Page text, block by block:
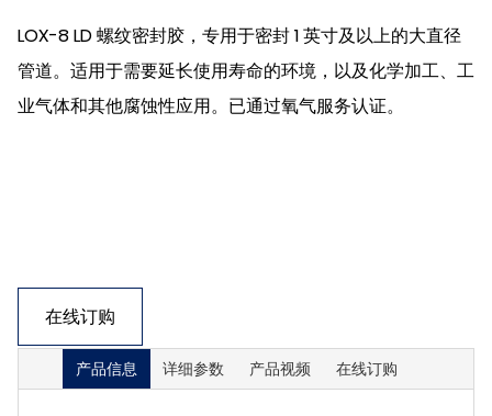
LOX-8 LD 螺纹密封胶，专用于密封 1 英寸及以上的大直径
管道。适用于需要延长使用寿命的环境，以及化学加工、工
业气体和其他腐蚀性应用。已通过氧气服务认证。
在线订购
产品信息 详细参数 产品视频 在线订购